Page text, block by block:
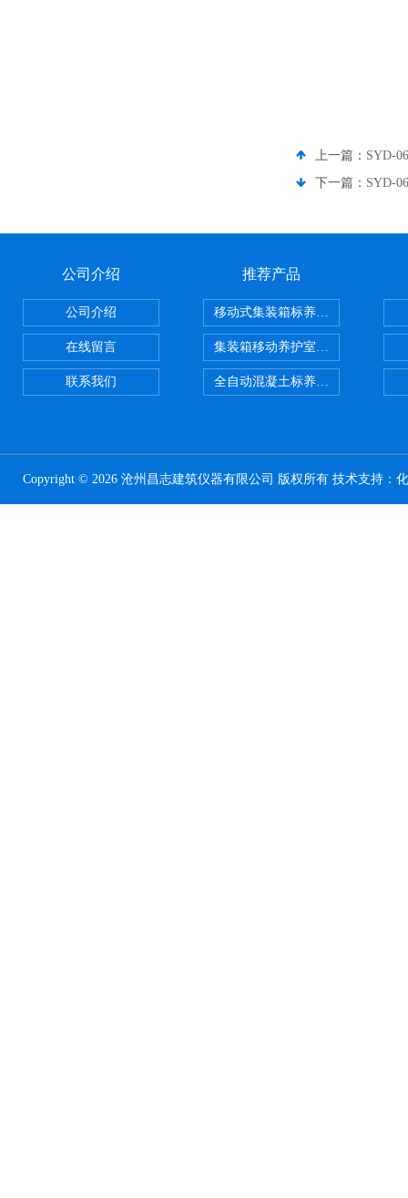
上一篇： SYD-
下一篇： SYD-
公司介绍
公司介绍
在线留言
联系我们
推荐产品
移动式集装箱标养室 养护室设备
集装箱移动养护室 标养室
全自动混凝土标养室恒温恒湿设备
Copyright © 2026 沧州昌志建筑仪器有限公司 版权所有 技术支持：